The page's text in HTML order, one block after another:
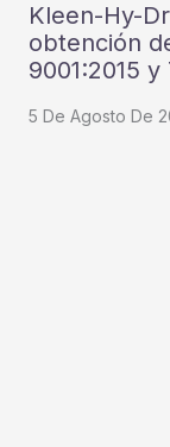
Kleen-Hy-
obtención
9001:2015 y
5 De Agosto De